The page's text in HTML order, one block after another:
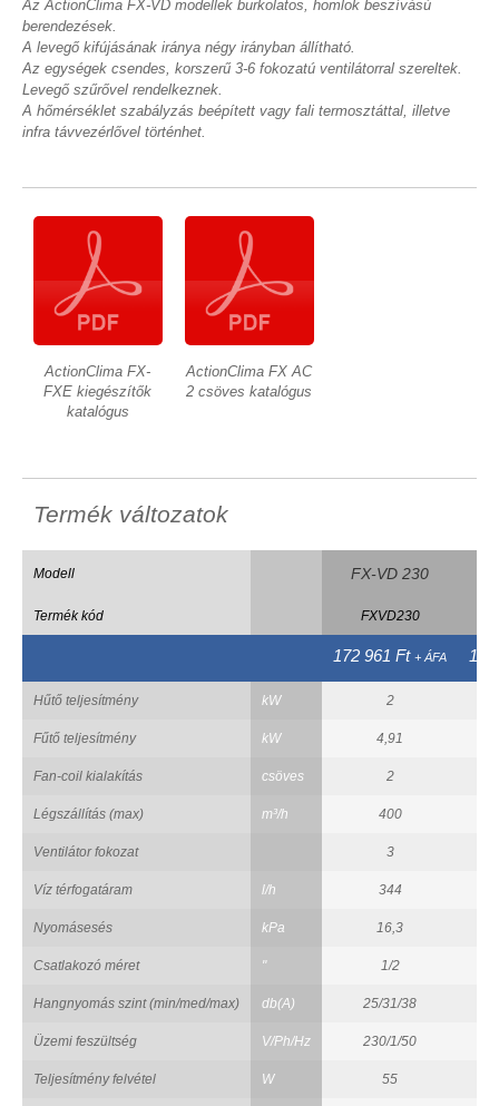
Az ActionClima FX-VD modellek burkolatos, homlok beszívású
berendezések.
A levegő kifújásának iránya négy irányban állítható.
Az egységek csendes, korszerű 3-6 fokozatú ventilátorral szereltek.
Levegő szűrővel rendelkeznek.
A hőmérséklet szabályzás beépített vagy fali termosztáttal, illetve
infra távvezérlővel történhet.
ActionClima FX-
FXE kiegészítők
katalógus
ActionClima FX AC
2 csöves katalógus
Termék változatok
Modell FX-VD 230
Termék kód FXVD230
172 961 Ft + ÁFA
Hűtő teljesítmény kW 2
Fűtő teljesítmény kW 4,91
Fan-coil kialakítás csöves 2
Légszállítás (max) m³/h 400
Ventilátor fokozat 3
Víz térfogatáram l/h 344
Nyomásesés kPa 16,3
Csatlakozó méret " 1/2
Hangnyomás szint (min/med/max) db(A) 25/31/38
Üzemi feszültség V/Ph/Hz 230/1/50
Teljesítmény felvétel W 55